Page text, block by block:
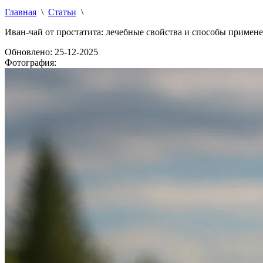
Главная \ Статьи \
Иван-чай от простатита: лечебные свойства и способы
Обновлено: 25-12-2025
Фотография: